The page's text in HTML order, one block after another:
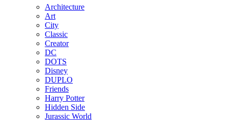
Architecture
Art
City
Classic
Creator
DC
DOTS
Disney
DUPLO
Friends
Harry Potter
Hidden Side
Jurassic World